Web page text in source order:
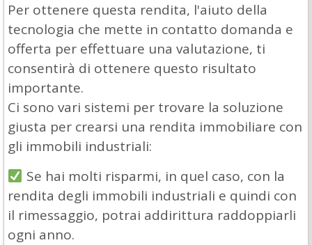
Per ottenere questa rendita, l'aiuto della
tecnologia che mette in contatto domanda e
offerta per effettuare una valutazione, ti
consentirà di ottenere questo risultato
importante.
Ci sono vari sistemi per trovare la soluzione
giusta per crearsi una rendita immobiliare con
gli immobili industriali:
Se hai molti risparmi, in quel caso, con la
rendita degli immobili industriali e quindi con
il rimessaggio, potrai addirittura raddoppiarli
ogni anno.